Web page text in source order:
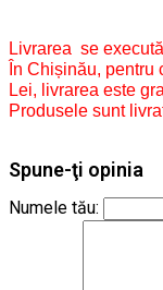
Livrarea se
În Chișinău,
Lei, livrarea este
Produsele sunt
Spune-ţi opinia
Numele tău: